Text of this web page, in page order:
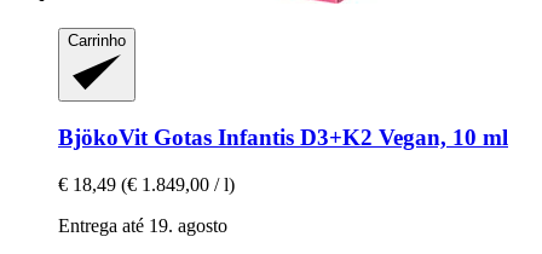
Carrinho
BjökoVit Gotas Infantis D3+K2 Vegan, 10 ml
€ 18,49 (€ 1.849,00 / l)
Entrega até 19. agosto